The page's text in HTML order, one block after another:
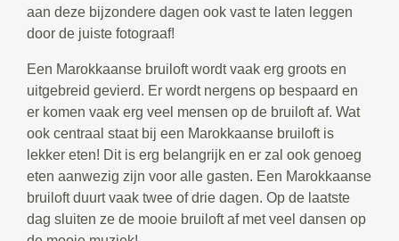
aan deze bijzondere dagen ook vast te laten leggen
door de juiste fotograaf!
Een Marokkaanse bruiloft wordt vaak erg groots en
uitgebreid gevierd. Er wordt nergens op bespaard en
er komen vaak erg veel mensen op de bruiloft af. Wat
ook centraal staat bij een Marokkaanse bruiloft is
lekker eten! Dit is erg belangrijk en er zal ook genoeg
eten aanwezig zijn voor alle gasten. Een Marokkaanse
bruiloft duurt vaak twee of drie dagen. Op de laatste
dag sluiten ze de mooie bruiloft af met veel dansen op